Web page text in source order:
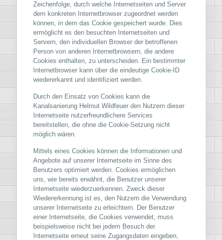
Zeichenfolge, durch welche Internetseiten und Server
dem konkreten Internetbrowser zugeordnet werden
können, in dem das Cookie gespeichert wurde. Dies
ermöglicht es den besuchten Internetseiten und
Servern, den individuellen Browser der betroffenen
Person von anderen Internetbrowsern, die andere
Cookies enthalten, zu unterscheiden. Ein bestimmter
Internetbrowser kann über die eindeutige Cookie-ID
wiedererkannt und identifiziert werden.
Durch den Einsatz von Cookies kann die
Kanalsanierung Helmut Wildfeuer den Nutzern dieser
Internetseite nutzerfreundlichere Services
bereitstellen, die ohne die Cookie-Setzung nicht
möglich wären.
Mittels eines Cookies können die Informationen und
Angebote auf unserer Internetseite im Sinne des
Benutzers optimiert werden. Cookies ermöglichen
uns, wie bereits erwähnt, die Benutzer unserer
Internetseite wiederzuerkennen. Zweck dieser
Wiedererkennung ist es, den Nutzern die Verwendung
unserer Internetseite zu erleichtern. Der Benutzer
einer Internetseite, die Cookies verwendet, muss
beispielsweise nicht bei jedem Besuch der
Internetseite erneut seine Zugangsdaten eingeben,